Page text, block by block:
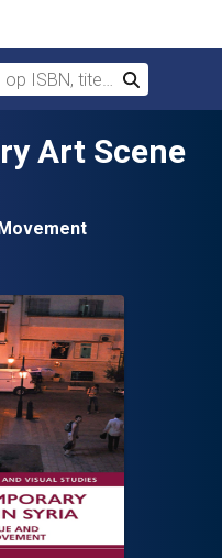
ISBN, titel of auteur
Zoek
Art Scene